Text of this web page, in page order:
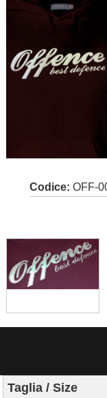
Codice:OFF-
Taglia / Size